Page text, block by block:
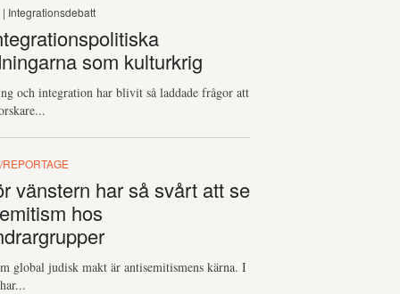
| Integrationsdebatt
som kulturkrig
och integration har blivit så laddade frågor att
vänstern har så svårt att se
hos
global judisk makt är antisemitismens kärna. I